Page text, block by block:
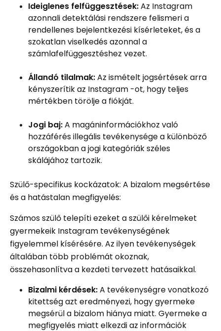
Ideiglenes felfüggesztések:Az Instagram
azonnali detektálási rendszere felismeri a
rendellenes bejelentkezési kísérleteket, és a
szokatlan viselkedés azonnal a
számlafelfüggesztéshez vezet.
Állandó tilalmak:Az ismételt jogsértések arra
kényszerítik az Instagram -ot, hogy teljes
mértékben törölje a fiókját.
Jogi baj:A magáninformációkhoz való
hozzáférés illegális tevékenysége a különböző
országokban a jogi kategóriák széles
skálájához tartozik.
Szülő-specifikus kockázatok: A bizalom megsértése
és a hatástalan megfigyelés:
Számos szülő telepíti ezeket a szülői kérelmeket
gyermekeik Instagram tevékenységének
figyelemmel kísérésére. Az ilyen tevékenységek
általában több problémát okoznak,
összehasonlítva a kezdeti tervezett hatásaikkal.
Bizalmi kérdések:A tevékenységre vonatkozó
kitettség azt eredményezi, hogy gyermeke
megsérül a bizalom hiánya miatt. Gyermeke a
megfigyelés miatt elkezdi az információk